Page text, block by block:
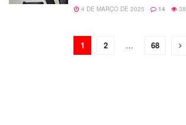
4 DE MARÇO DE 2025 14
1 2 … 68